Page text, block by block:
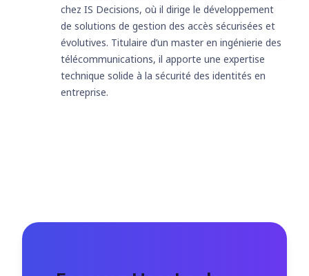
chez IS Decisions, où il dirige le développement
de solutions de gestion des accès sécurisées et
évolutives. Titulaire d’un master en ingénierie des
télécommunications, il apporte une expertise
technique solide à la sécurité des identités en
entreprise.